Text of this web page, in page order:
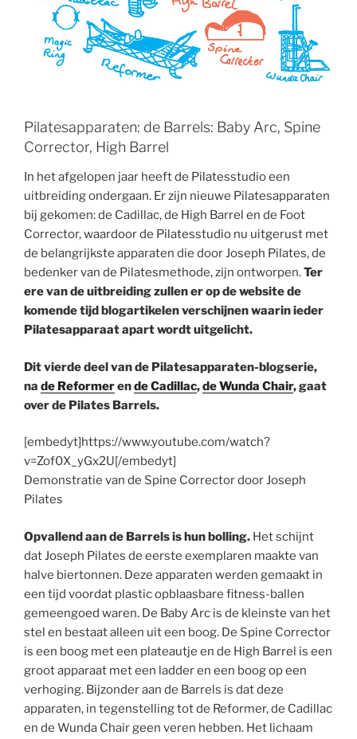
Pilatesapparaten: de Barrels: Baby Arc, Spine
Corrector, High Barrel
In het afgelopen jaar heeft de Pilatesstudio een
uitbreiding ondergaan. Er zijn nieuwe Pilatesapparaten
bij gekomen: de Cadillac, de High Barrel en de Foot
Corrector, waardoor de Pilatesstudio nu uitgerust met
de belangrijkste apparaten die door Joseph Pilates, de
bedenker van de Pilatesmethode, zijn ontworpen.Ter
ere van de uitbreiding zullen er op de website de
komende tijd blogartikelen verschijnen waarin ieder
Pilatesapparaat apart wordt uitgelicht.
Dit vierde deel van de Pilatesapparaten-blogserie,
na de Reformerende Cadillac,de Wunda Chair, gaat
over de Pilates Barrels.
[embedyt]https://www.youtube.com/watch?
v=Zof0X_yGx2U[/embedyt]
Demonstratie van de Spine Corrector door Joseph
Pilates
Opvallend aan de Barrels is hun bolling. Het schijnt
dat Joseph Pilates de eerste exemplaren maakte van
halve biertonnen. Deze apparaten werden gemaakt in
een tijd voordat plastic opblaasbare fitness-ballen
gemeengoed waren. De Baby Arc is de kleinste van het
stel en bestaat alleen uit een boog. De Spine Corrector
is een boog met een plateautje en de High Barrel is een
groot apparaat met een ladder en een boog op een
verhoging. Bijzonder aan de Barrels is dat deze
apparaten, in tegenstelling tot de Reformer, de Cadillac
en de Wunda Chair geen veren hebben. Het lichaam